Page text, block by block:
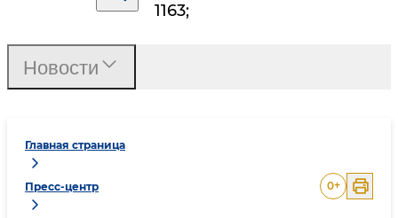
1163;
Главная страница
Пресс-центр 0+
Новости